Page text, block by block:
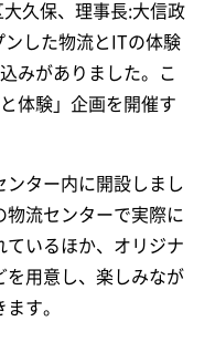
久保、理事長:大信政
した物流とITの体験
みがありました。こ
体験」企画を開催す
ンター内に開設しまし
物流センターで実際に
ているほか、オリジナ
を用意し、楽しみなが
す。